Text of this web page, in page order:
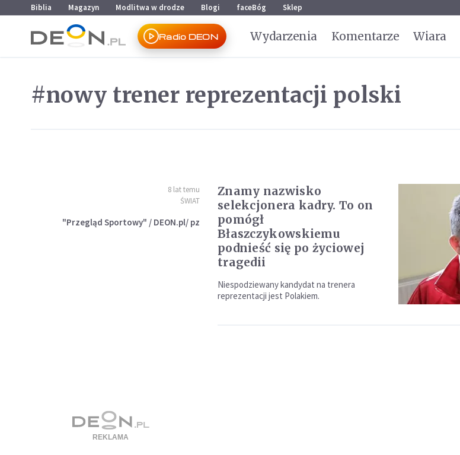
Przejdź do menu głównego
Przejdź do treści
Biblia Magazyn Modlitwa w drodze Blogi faceBóg Sklep
Radio DEON Wydarzenia Komentarze Wiara
#nowy trener reprezentacji polski
8 lat temu
ŚWIAT
"Przegląd Sportowy" / DEON.pl/ pz
Znamy nazwisko
selekcjonera kadry. To on
pomógł
Błaszczykowskiemu
podnieść się po życiowej
tragedii
Niespodziewany kandydat na trenera
reprezentacji jest Polakiem.